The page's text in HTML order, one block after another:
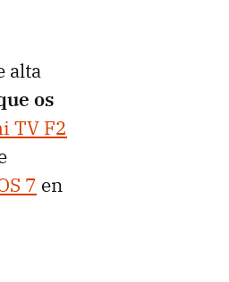
alta
os
TV F2
7 en